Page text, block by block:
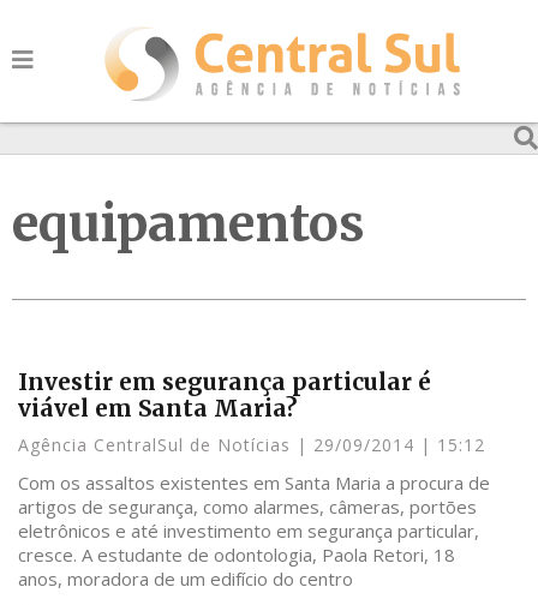
equipamentos
Investir em segurança particular é
viável em Santa Maria?
Agência CentralSul de Notícias 29/09/2014 15:12
Com os assaltos existentes em Santa Maria a procura de
artigos de segurança, como alarmes, câmeras, portões
eletrônicos e até investimento em segurança particular,
cresce. A estudante de odontologia, Paola Retori, 18
anos, moradora de um edifício do centro